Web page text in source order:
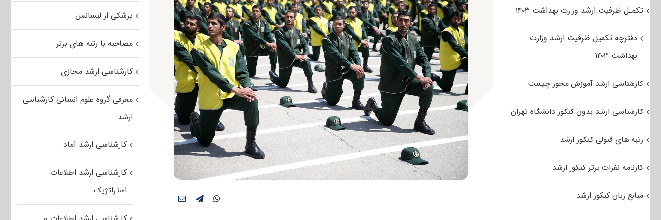
پزشکی از لیسانس
مصاحبه با رتبه های برتر
کارشناسی ارشد مجازی
معرفی گروه علوم انسانی کارشناسی
ارشد
کارشناسی ارشد آماد
کارشناسی ارشد اطلاعات
استراتژیک
تکمیل ظرفیت ارشد وزارت بهداشت ۱۴۰۳
دفترچه تکمیل ظرفیت ارشد وزارت
بهداشت ۱۴۰۳
کارشناسی ارشد آموزش محور چیست
کارشناسی ارشد بدون کنکور دانشگاه تهران
رتبه های قبولی کنکور ارشد
کارنامه نفرات برتر کنکور ارشد
منابع زبان کنکور ارشد